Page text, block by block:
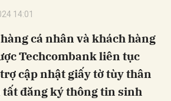
14:01
cá nhân và khách hàng
Techcombank liên tục
cập nhật giấy tờ tùy thân
tất đăng ký thông tin sinh
Hủy